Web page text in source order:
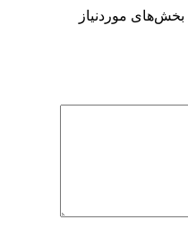
بخش‌های موردنیاز